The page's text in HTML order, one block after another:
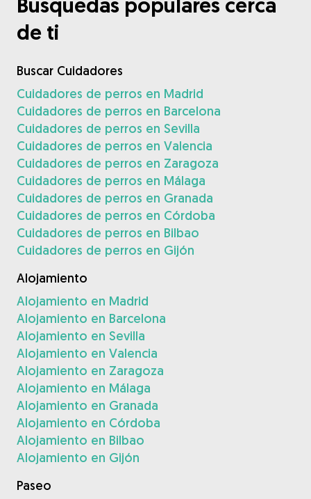
de ti
Buscar Cuidadores
Cuidadores de perros en Madrid
Cuidadores de perros en Barcelona
Cuidadores de perros en Sevilla
Cuidadores de perros en Valencia
Cuidadores de perros en Zaragoza
Cuidadores de perros en Málaga
Cuidadores de perros en Granada
Cuidadores de perros en Córdoba
Cuidadores de perros en Bilbao
Cuidadores de perros en Gijón
Alojamiento
Alojamiento en Madrid
Alojamiento en Barcelona
Alojamiento en Sevilla
Alojamiento en Valencia
Alojamiento en Zaragoza
Alojamiento en Málaga
Alojamiento en Granada
Alojamiento en Córdoba
Alojamiento en Bilbao
Alojamiento en Gijón
Paseo